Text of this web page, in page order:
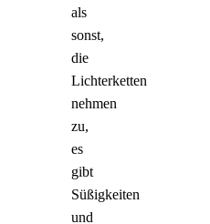
als
sonst,
die
Lichterketten
nehmen
zu,
es
gibt
Süßigkeiten
und